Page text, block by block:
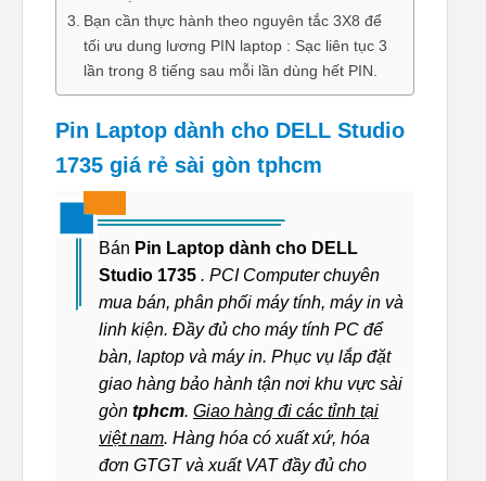
Bạn cần thực hành theo nguyên tắc 3X8 để
tối ưu dung lương PIN laptop : Sạc liên tục 3
lần trong 8 tiếng sau mỗi lần dùng hết PIN.
Pin Laptop dành cho DELL Studio
1735 giá rẻ sài gòn tphcm
Bán Pin Laptop dành cho DELL
Studio 1735 . PCI Computer chuyên
mua bán, phân phối máy tính, máy in và
linh kiện. Đầy đủ cho máy tính PC để
bàn, laptop và máy in. Phục vụ lắp đặt
giao hàng bảo hành tận nơi khu vực sài
gòn tphcm. Giao hàng đi các tỉnh tại
việt nam. Hàng hóa có xuất xứ, hóa
đơn GTGT và xuất VAT đầy đủ cho